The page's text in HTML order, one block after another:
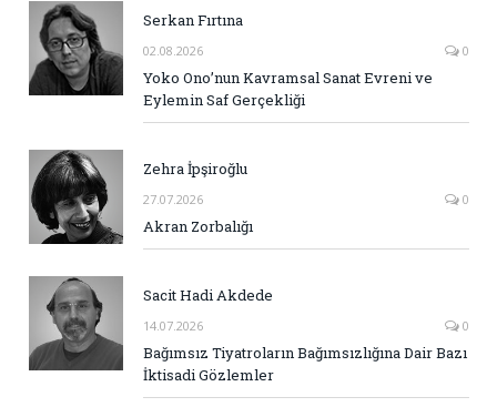
Serkan Fırtına
02.08.2026 0
Yoko Ono’nun Kavramsal Sanat Evreni ve
Eylemin Saf Gerçekliği
Zehra İpşiroğlu
27.07.2026 0
Akran Zorbalığı
Sacit Hadi Akdede
14.07.2026 0
Bağımsız Tiyatroların Bağımsızlığına Dair Bazı
İktisadi Gözlemler